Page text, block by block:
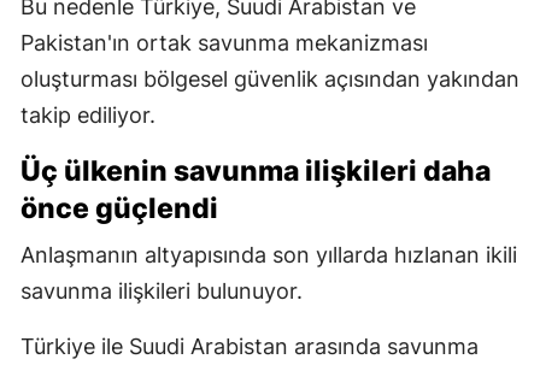
Bu nedenle Türkiye, Suudi Arabistan ve
Pakistan'ın ortak savunma mekanizması
oluşturması bölgesel güvenlik açısından yakından
takip ediliyor.
Üç ülkenin savunma ilişkileri daha
önce güçlendi
Anlaşmanın altyapısında son yıllarda hızlanan ikili
savunma ilişkileri bulunuyor.
Türkiye ile Suudi Arabistan arasında savunma